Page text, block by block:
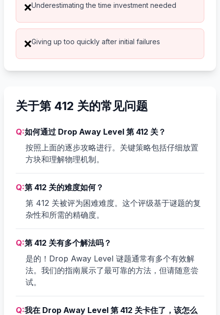
❌Underestimating the time investment needed
❌Giving up too quickly after initial failures
关于第 412 关的常见问题
Q:如何通过 Drop Away Level 第 412 关？
按照上面的逐步攻略进行。关键策略包括仔细放置
方块和理解物理机制。
Q:第 412 关的难度如何？
第 412 关被评为困难难度。这个评级基于谜题的复
杂性和所需的精确度。
Q:第 412 关有多个解法吗？
是的！Drop Away Level 谜题通常有多个有效解
法。我们的指南展示了最可靠的方法，但请随意尝
试。
Q:我在 Drop Away Level 第 412 关卡住了，该怎么